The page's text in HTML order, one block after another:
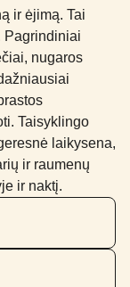
ir ėjimą. Tai
Pagrindiniai
nugaros
Taisyklingo
laikysena,
ir raumenų
ir naktį.